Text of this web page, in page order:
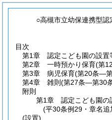
○高槻市立幼保連携型認
目次
第1章
認定こども園の設置
第2章
一時預かり保育(第
第3章
病児保育(第20条―
第4章
雑則 (第27条―第30
附則
第1章
認定こども園の
(平30条例29・章名追
(設置)